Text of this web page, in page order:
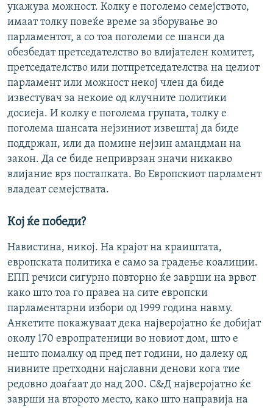
укажува можност. Колку е поголемо семејството,
имаат толку повеќе време за зборување во
парламентот, а со тоа поголеми се шанси да
обезбедат претседателство во влијателен комитет,
претседателство или потпретседателства на целиот
парламент или можност некој член да биде
известувач за некоие од клучните политики
досиеја. И колку е поголема групата, толку е
поголема шансата нејзиниот извештај да биде
поддржан, или да помине нејзин амандман на
закон. Да се биде неприврзан значи никакво
влијание врз постапката. Во Европскиот парламент
владеат семејствата.
Кој ќе победи?
Навистина, никој. На крајот на краиштата,
европската политика е само за градење коалиции.
ЕПП речиси сигурно повторно ќе заврши на врвот
како што тоа го правеа на сите европски
парламентарни избори од 1999 година навму.
Анкетите покажуваат дека најверојатно ќе добијат
околу 170 европратеници во новиот дом, што е
нешто помалку од пред пет години, но далеку од
нивните претходни најславни денови кога тие
редовно доаѓаат до над 200. С&Д најверојатно ќе
заврши на второто место, како што направија на